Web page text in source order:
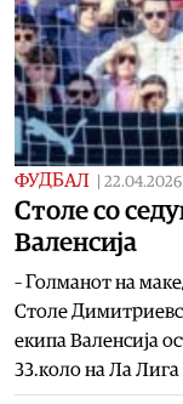
ФУДБАЛ 22.04.2026
Столе со
Валенсија
– Голманот на
Столе
екипа Валенсија
33.коло на Ла Лига